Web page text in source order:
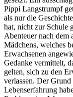
Pippi Langstrumpf
als nur die
hat, nicht zur Schule
Abenteuer nach dem
Mädchens, welches
Erwachsenen
Gedanke vermittelt,
gelten, sich zu den
verlassen. Der
Lebenserfahrung